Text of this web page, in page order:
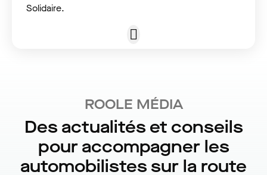
Solidaire.
ROOLE MÉDIA
Des actualités et conseils
pour accompagner les
automobilistes sur la route